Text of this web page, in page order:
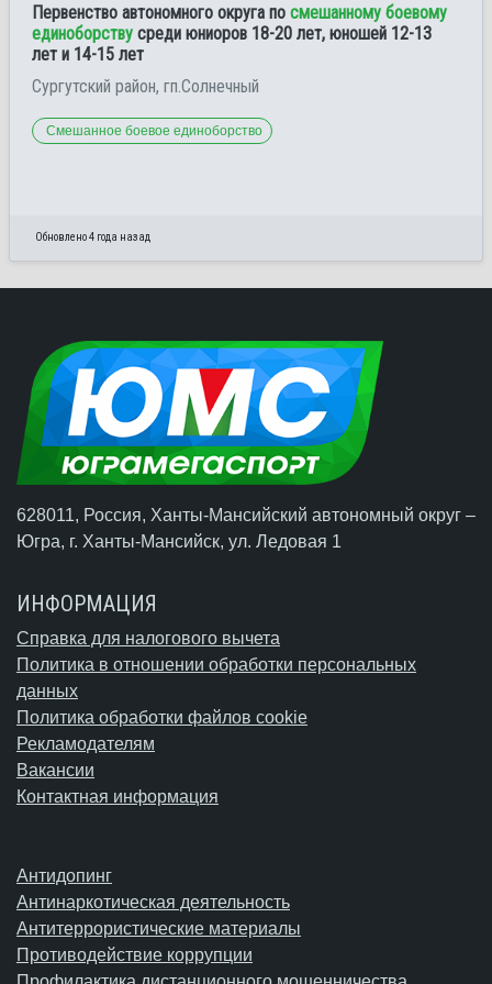
Первенство автономного округа по смешанному боевому
единоборству среди юниоров 18-20 лет, юношей 12-13
лет и 14-15 лет
Сургутский район, гп.Солнечный
Смешанное боевое единоборство
Обновлено 4 года назад
628011, Россия, Ханты-Мансийский автономный округ –
Югра, г. Ханты-Мансийск, ул. Ледовая 1
ИНФОРМАЦИЯ
Справка для налогового вычета
Политика в отношении обработки персональных
данных
Политика обработки файлов cookie
Рекламодателям
Вакансии
Контактная информация
Антидопинг
Антинаркотическая деятельность
Антитеррористические материалы
Противодействие коррупции